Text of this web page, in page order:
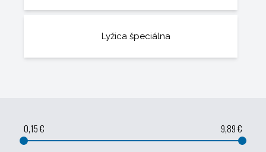
Lyžica špeciálna
0,15 € 9,89 €